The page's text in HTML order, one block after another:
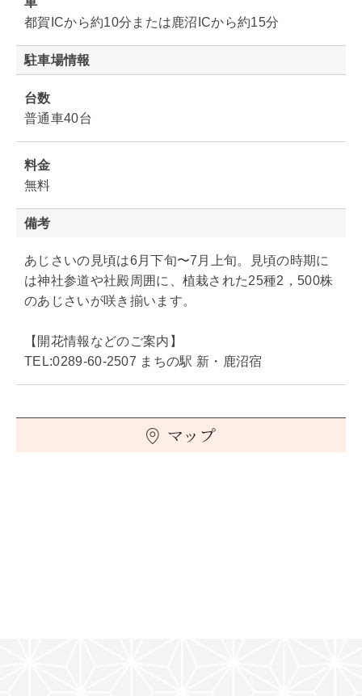
都賀ICから約10分または鹿沼ICから約15分
駐車場情報
台数
普通車40台
料金
無料
備考
あじさいの見頃は6月下旬〜7月上旬。見頃の時期に
は神社参道や社殿周囲に、植栽された25種2，500株
のあじさいが咲き揃います。
【開花情報などのご案内】
TEL:0289-60-2507 まちの駅 新・鹿沼宿
マップ